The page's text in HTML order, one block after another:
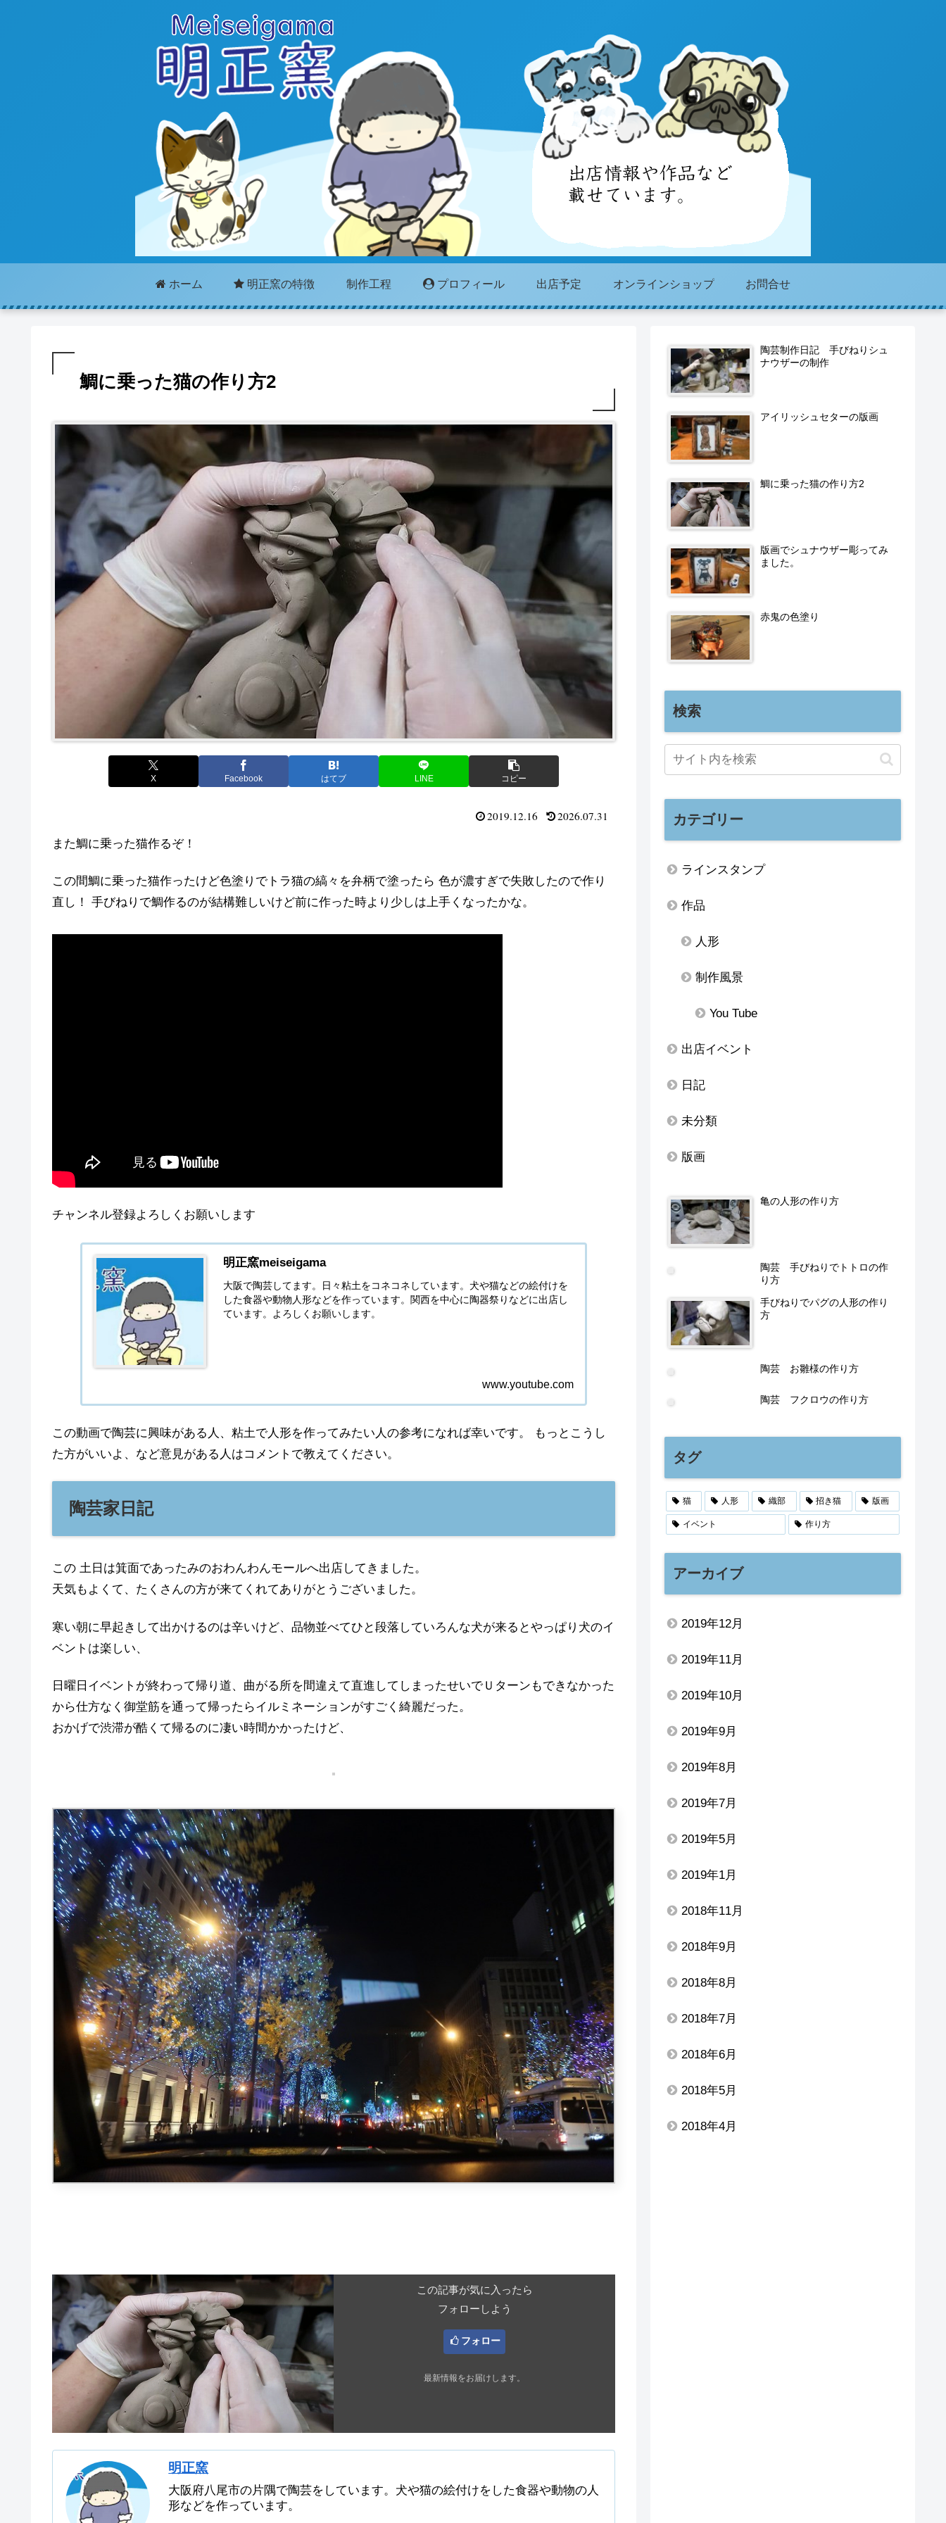
ホーム 明正窯の特徴 制作工程 プロフィール 出店予定 オンラインショップ お問合せ
鯛に乗った猫の作り方2
X Facebook はてブ LINE コピー
2019.12.16 2026.07.31
また鯛に乗った猫作るぞ！
この間鯛に乗った猫作ったけど色塗りでトラ猫の縞々を弁柄で塗ったら 色が濃すぎで失敗したので作り
直し！ 手びねりで鯛作るのが結構難しいけど前に作った時より少しは上手くなったかな。
チャンネル登録よろしくお願いします
明正窯meiseigama
大阪で陶芸してます。日々粘土をコネコネしています。犬や猫などの絵付けを
した食器や動物人形などを作っています。関西を中心に陶器祭りなどに出店し
ています。よろしくお願いします。
www.youtube.com
この動画で陶芸に興味がある人、粘土で人形を作ってみたい人の参考になれば幸いです。 もっとこうし
た方がいいよ、など意見がある人はコメントで教えてください。
陶芸家日記
この 土日は箕面であったみのおわんわんモールへ出店してきました。
天気もよくて、たくさんの方が来てくれてありがとうございました。
寒い朝に早起きして出かけるのは辛いけど、品物並べてひと段落していろんな犬が来るとやっぱり犬のイ
ベントは楽しい、
日曜日イベントが終わって帰り道、曲がる所を間違えて直進してしまったせいでＵターンもできなかった
から仕方なく御堂筋を通って帰ったらイルミネーションがすごく綺麗だった。
おかげで渋滞が酷くて帰るのに凄い時間かかったけど、
この記事が気に入ったら
フォローしよう
フォロー
最新情報をお届けします。
明正窯
大阪府八尾市の片隅で陶芸をしています。犬や猫の絵付けをした食器や動物の人
形などを作っています。
陶芸制作日記 手びねりシュ
ナウザーの制作
アイリッシュセターの版画
鯛に乗った猫の作り方2
版画でシュナウザー彫ってみ
ました。
赤鬼の色塗り
検索
カテゴリー
ラインスタンプ
作品
人形
制作風景
You Tube
出店イベント
日記
未分類
版画
亀の人形の作り方
陶芸 手びねりでトトロの作
り方
手びねりでパグの人形の作り
方
陶芸 お雛様の作り方
陶芸 フクロウの作り方
タグ
猫 人形 織部 招き猫 版画
イベント 作り方
アーカイブ
2019年12月
2019年11月
2019年10月
2019年9月
2019年8月
2019年7月
2019年5月
2019年1月
2018年11月
2018年9月
2018年8月
2018年7月
2018年6月
2018年5月
2018年4月